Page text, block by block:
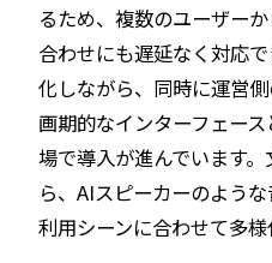
るため、複数のユーザー
合わせにも遅延なく対応
化しながら、同時に運営
画期的なインターフェー
場で導入が進んでいます
ら、AIスピーカーのよう
利用シーンに合わせて多様